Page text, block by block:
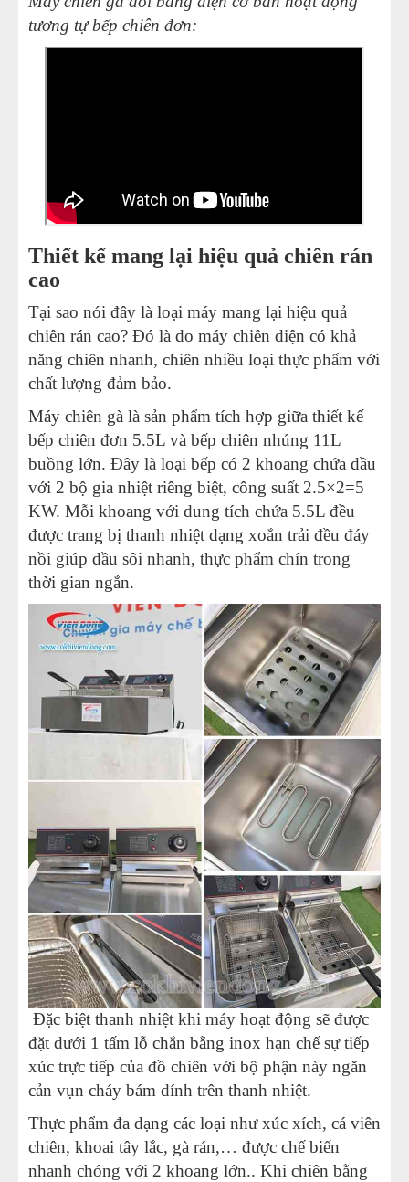
tương tự bếp chiên đơn:
Thiết kế mang lại hiệu quả chiên rán
cao
Tại sao nói đây là loại máy mang lại hiệu quả
chiên rán cao? Đó là do máy chiên điện có khả
năng chiên nhanh, chiên nhiều loại thực phẩm với
chất lượng đảm bảo.
Máy chiên gà là sản phẩm tích hợp giữa thiết kế
bếp chiên đơn 5.5L và bếp chiên nhúng 11L
buồng lớn. Đây là loại bếp có 2 khoang chứa dầu
với 2 bộ gia nhiệt riêng biệt, công suất 2.5×2=5
KW. Mỗi khoang với dung tích chứa 5.5L đều
được trang bị thanh nhiệt dạng xoắn trải đều đáy
nồi giúp dầu sôi nhanh, thực phẩm chín trong
thời gian ngắn.
Đặc biệt thanh nhiệt khi máy hoạt động sẽ được
đặt dưới 1 tấm lỗ chắn bằng inox hạn chế sự tiếp
xúc trực tiếp của đồ chiên với bộ phận này ngăn
cản vụn cháy bám dính trên thanh nhiệt.
Thực phẩm đa dạng các loại như xúc xích, cá viên
chiên, khoai tây lắc, gà rán,… được chế biến
nhanh chóng với 2 khoang lớn.. Khi chiên bằng